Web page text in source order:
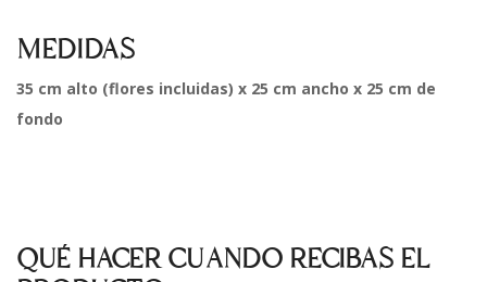
MEDIDAS
35 cm alto (flores incluidas) x 25 cm ancho x 25 cm de
fondo
QUÉ HACER CUANDO RECIBAS EL